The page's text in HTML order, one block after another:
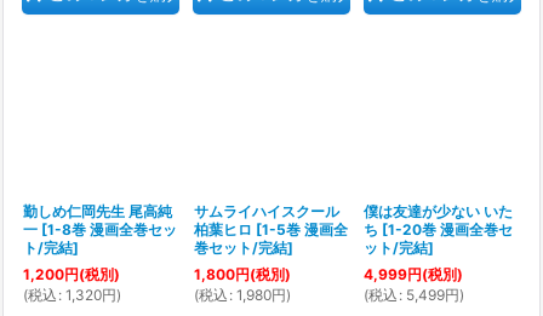
勤しめ仁岡先生 尾高純
一 [1-8巻 漫画全巻セッ
ト/完結]
1,200円(税別)
(税込 : 1,320円)
サムライハイスクール
柏葉ヒロ [1-5巻 漫画全
巻セット/完結]
1,800円(税別)
(税込 : 1,980円)
僕は友達が少ない いた
ち [1-20巻 漫画全巻セ
ット/完結]
4,999円(税別)
(税込 : 5,499円)